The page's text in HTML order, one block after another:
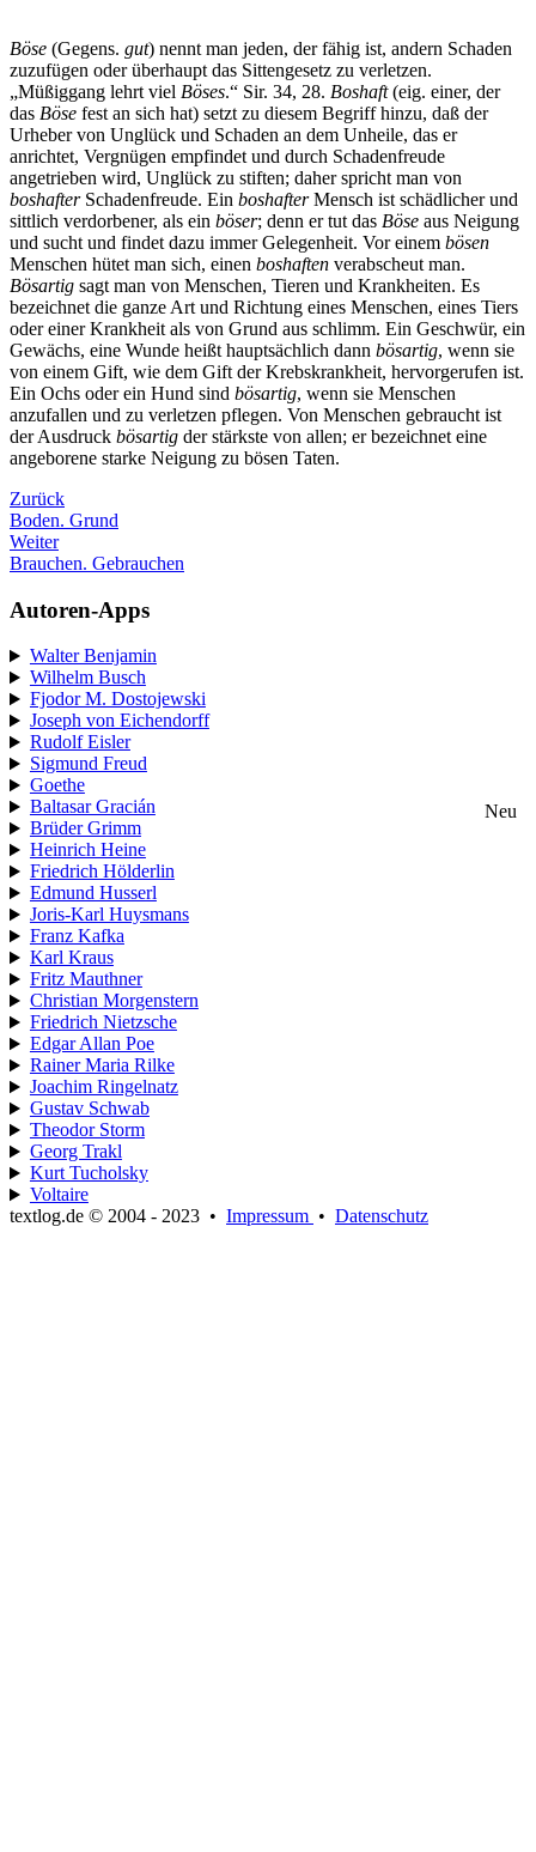
Böse (Gegens. gut) nennt man jeden, der fähig ist, andern Schaden
zuzufügen oder überhaupt das Sittengesetz zu verletzen.
„Müßiggang lehrt viel Böses.“ Sir. 34, 28. Boshaft(eig. einer, der
das Böse fest an sich hat) setzt zu diesem Begriff hinzu, daß der
Urheber von Unglück und Schaden an dem Unheile, das er
anrichtet, Vergnügen empfindet und durch Schadenfreude
angetrieben wird, Unglück zu stiften; daher spricht man von
boshafterSchadenfreude. Ein boshafterMensch ist schädlicher und
sittlich verdorbener, als ein böser; denn er tut das Böse aus Neigung
und sucht und findet dazu immer Gelegenheit. Vor einem bösen
Menschen hütet man sich, einen boshaften verabscheut man.
Bösartig sagt man von Menschen, Tieren und Krankheiten. Es
bezeichnet die ganze Art und Richtung eines Menschen, eines Tiers
oder einer Krankheit als von Grund aus schlimm. Ein Geschwür, ein
Gewächs, eine Wunde heißt hauptsächlich dann bösartig, wenn sie
von einem Gift, wie dem Gift der Krebskrankheit, hervorgerufen ist.
Ein Ochs oder ein Hund sind bösartig, wenn sie Menschen
anzufallen und zu verletzen pflegen. Von Menschen gebraucht ist
der Ausdruck bösartig der stärkste von allen; er bezeichnet eine
angeborene starke Neigung zu bösen Taten.
Zurück
Boden. Grund
Weiter
Brauchen. Gebrauchen
Autoren-Apps
Walter Benjamin
Wilhelm Busch
Fjodor M. Dostojewski
Joseph von Eichendorff
Rudolf Eisler
Sigmund Freud
Goethe
Baltasar Gracián
Neu
Brüder Grimm
Heinrich Heine
Friedrich Hölderlin
Edmund Husserl
Joris-Karl Huysmans
Franz Kafka
Karl Kraus
Fritz Mauthner
Christian Morgenstern
Friedrich Nietzsche
Edgar Allan Poe
Rainer Maria Rilke
Joachim Ringelnatz
Gustav Schwab
Theodor Storm
Georg Trakl
Kurt Tucholsky
Voltaire
textlog.de © 2004 - 2023 • Impressum • Datenschutz